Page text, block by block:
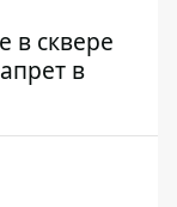
в сквере
в